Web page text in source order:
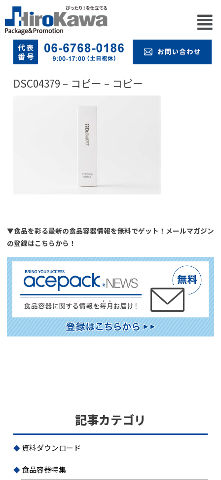
DSC04379 – コピー – コピー
▼食品を彩る最新の食品容器情報を無料でゲット！メールマガジン
の登録はこちらから！
記事カテゴリ
資料ダウンロード
食品容器特集